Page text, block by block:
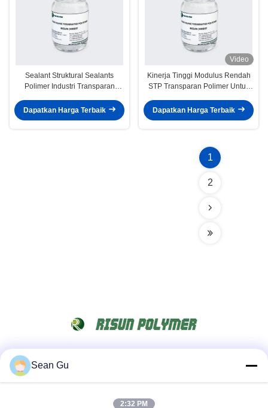
Sealant Struktural Sealants
Polimer Industri Transparan
Dapatkan Harga Terbaik
Video
Kinerja Tinggi Modulus Rendah
STP Transparan Polimer Untuk
Dapatkan Harga Terbaik
1
2
Sean Gu
2:32 PM